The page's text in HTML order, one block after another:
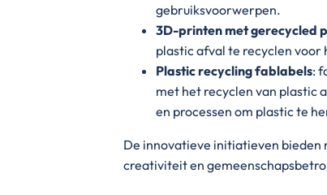
gebruiksvoorwerpen.
3D-printen met gerecycled
plastic afval te recyclen voor
Plastic recycling fablabels:
met het recyclen van plastic
en processen om plastic te
De innovatieve initiatieven bieden
creativiteit en